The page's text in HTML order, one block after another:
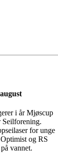
i år Mjøscup
Seilforening.
for unge
og RS
vannet.